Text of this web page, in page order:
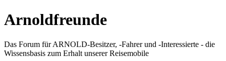
Arnoldfreunde
Das Forum für ARNOLD-Besitzer, -Fahrer und -Interessierte - die
Wissensbasis zum Erhalt unserer Reisemobile